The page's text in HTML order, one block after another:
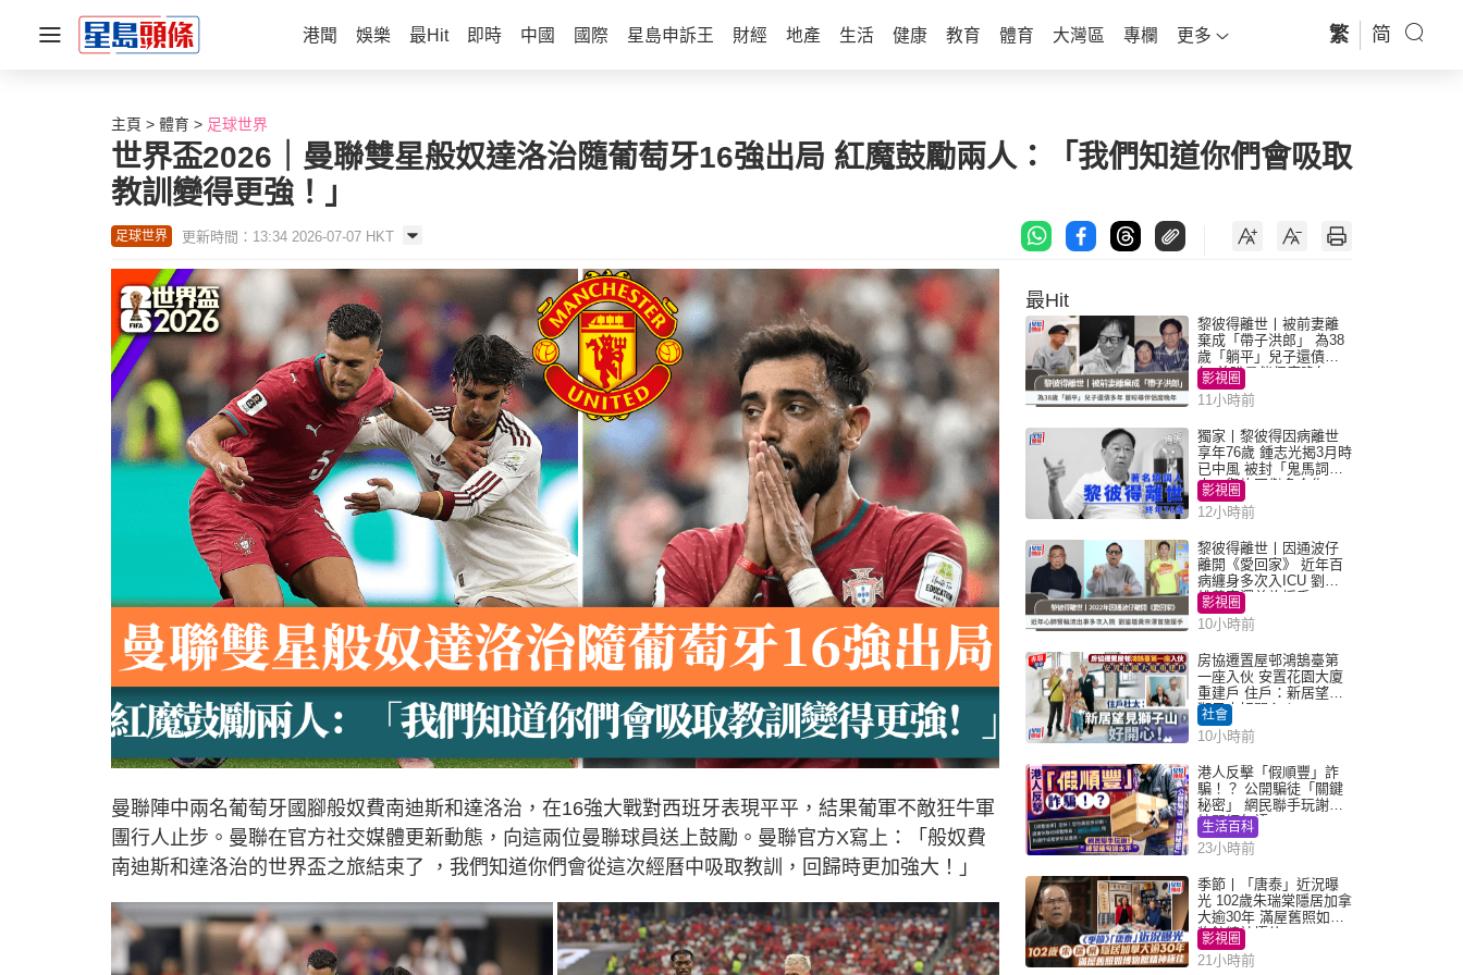
港聞 娛樂 最Hit 即時 中國 國際 星島申訴王 財經 地產 生活 健康 教育 體育 大灣區 專欄 更多 繁 简
主頁 體育 足球世界
世界盃2026｜曼聯雙星般奴達洛治隨葡萄牙16強出局 紅魔鼓勵兩人：「我們知道你們會吸取
教訓變得更強！」
足球世界 更新時間：13:34 2026-07-07 HKT
曼聯陣中兩名葡萄牙國腳般奴費南迪斯和達洛治，在16強大戰對西班牙表現平平，結果葡軍不敵狂牛軍
團行人止步。曼聯在官方社交媒體更新動態，向這兩位曼聯球員送上鼓勵。曼聯官方X寫上：「般奴費
南迪斯和達洛治的世界盃之旅結束了 ，我們知道你們會從這次經曆中吸取教訓，回歸時更加強大！」
最Hit
黎彼得離世丨被前妻離
棄成「帶子洪郎」 為38
歲「躺平」兒子還債多
年 曾盼尋伴侶度晚年
影視圈
11小時前
獨家丨黎彼得因病離世
享年76歲 鍾志光揭3月時
已中風 被封「鬼馬詞
人」與許冠傑多合作
影視圈
12小時前
黎彼得離世丨因通波仔
離開《愛回家》 近年百
病纏身多次入ICU 劉鑾
雄黃宗澤曾施援手
影視圈
10小時前
房協遷置屋邨鴻鵠臺第
一座入伙 安置花園大廈
重建戶 住戶：新居望見
獅子山好開心！
社會
10小時前
港人反擊「假順豐」詐
騙！？ 公開騙徒「關鍵
秘密」 網民聯手玩謝：
練習緬甸語
生活百科
23小時前
季節丨「唐泰」近況曝
光 102歲朱瑞棠隱居加拿
大逾30年 滿屋舊照如博
物館精神極佳
影視圈
21小時前